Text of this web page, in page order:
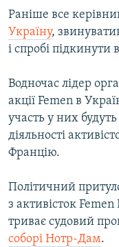
Раніше все
Україну,
і спробі підкинути
Водночас лідер
акції Femen в
участь у них
діяльності
Францію.
Політичний
з активісток
триває судовий
соборі Нотр-Дам.